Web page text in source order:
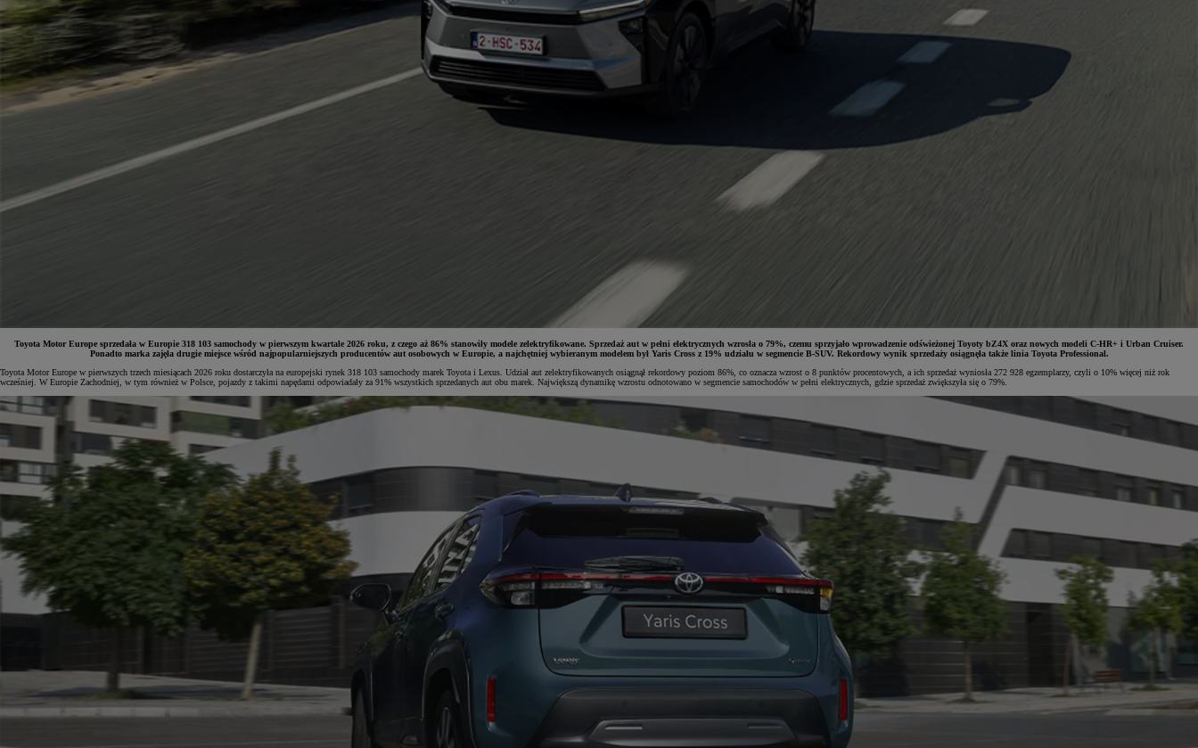
Od81 900 zł
Yaris Cross
HYBRID
Toyota Motor Europe sprzedała w Europie 318 103 samochody w pierwszym kwartale 2026 roku, z czego aż 86% stanowiły modele zelektryfikowane. Sprzedaż aut w pełni elektrycznych wzrosła o 79%, czemu sprzyjało wprowadzenie odświeżonej Toyoty bZ4X oraz nowych modeli C-HR+ i Urban Cruiser.
Ponadto marka zajęła drugie miejsce wśród najpopularniejszych producentów aut osobowych w Europie, a najchętniej wybieranym modelem był Yaris Cross z 19% udziału w segmencie B-SUV. Rekordowy wynik sprzedaży osiągnęła także linia Toyota Professional.
Toyota Motor Europe w pierwszych trzech miesiącach 2026 roku dostarczyła na europejski rynek 318 103 samochody marek Toyota i Lexus. Udział aut zelektryfikowanych osiągnął rekordowy poziom 86%, co oznacza wzrost o 8 punktów procentowych, a ich sprzedaż wyniosła 272 928 egzemplarzy, czyli o 10% więcej niż rok
wcześniej. W Europie Zachodniej, w tym również w Polsce, pojazdy z takimi napędami odpowiadały za 91% wszystkich sprzedanych aut obu marek. Największą dynamikę wzrostu odnotowano w segmencie samochodów w pełni elektrycznych, gdzie sprzedaż zwiększyła się o 79%.